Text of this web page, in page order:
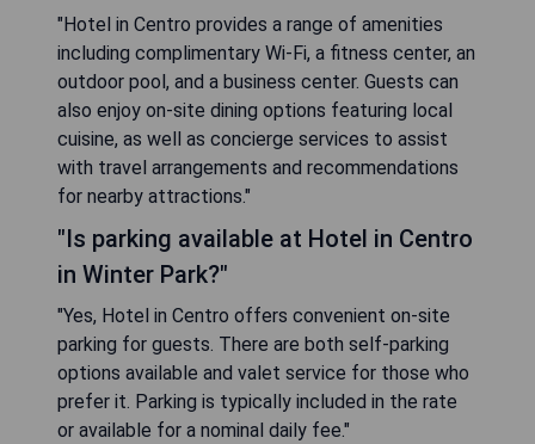
"Hotel in Centro provides a range of amenities
including complimentary Wi-Fi, a fitness center, an
outdoor pool, and a business center. Guests can
also enjoy on-site dining options featuring local
cuisine, as well as concierge services to assist
with travel arrangements and recommendations
for nearby attractions."
"Is parking available at Hotel in Centro
in Winter Park?"
"Yes, Hotel in Centro offers convenient on-site
parking for guests. There are both self-parking
options available and valet service for those who
prefer it. Parking is typically included in the rate
or available for a nominal daily fee."